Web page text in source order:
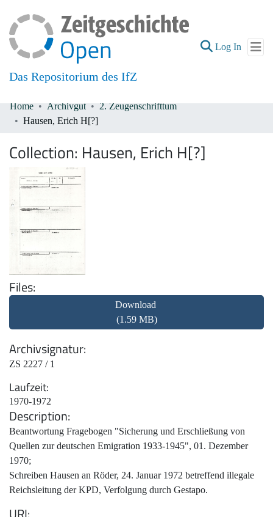
Das Repositorium des IfZ
Log In (current)
Communities & Collections
Home Archivgut
2. Zeugenschrifttum
Hausen, Erich H[?]
Collection: Hausen, Erich H[?]
Files
Download
(1.59 MB)
Archivsignatur
ZS 2227 / 1
Laufzeit
1970-1972
Description
Beantwortung Fragebogen "Sicherung und Erschließung von
Quellen zur deutschen Emigration 1933-1945", 01. Dezember
1970;
Schreiben Hausen an Röder, 24. Januar 1972 betreffend illegale
Reichsleitung der KPD, Verfolgung durch Gestapo.